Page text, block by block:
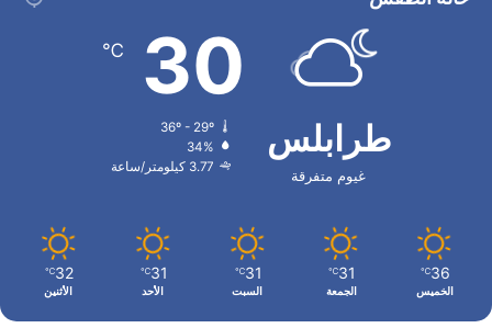
طرابلس
غيوم متفرقة
30
℃
36º - 29º
34%
3.77 كيلومتر/ساعة
36
℃
الخميس
31
℃
الجمعة
31
℃
السبت
31
℃
الأحد
32
℃
الأثنين